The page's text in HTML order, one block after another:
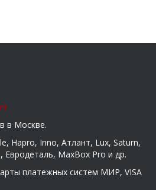
в Москве.
Hapro, Inno, Атлант, Lux, Saturn,
Евродеталь, MaxBox Pro и др.
платежных систем МИР, VISA